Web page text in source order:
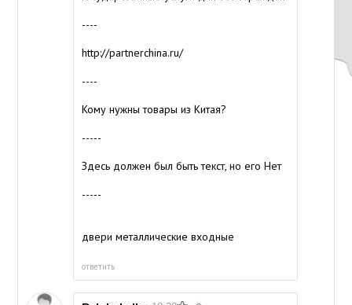
----
http://partnerchina.ru/
----
Кому нужны товары из Китая?
-----
Здесь должен был быть текст, но его Нет
-----
двери металлические входные
ответить